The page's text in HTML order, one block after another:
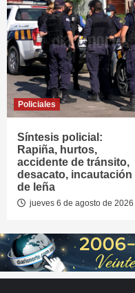
Policiales
Síntesis policial:
Rapiña, hurtos,
accidente de tránsito,
desacato, incautación
de leña
jueves 6 de agosto de 2026